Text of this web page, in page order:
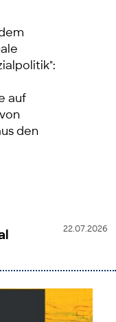
auf
den
22.07.2026